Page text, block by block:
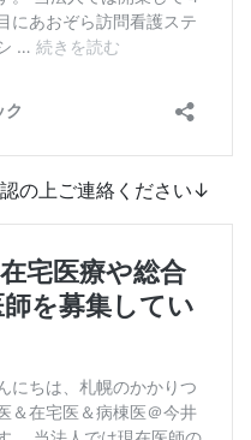
の上ご連絡ください↓